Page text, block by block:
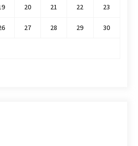
20 21 22 23
27 28 29 30